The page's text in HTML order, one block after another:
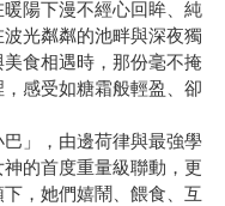
陽下漫不經心回眸、純
光粼粼的池畔與深夜獨
食相遇時，那份毫不掩
感受如糖霜般輕盈、卻
」，由邊荷律與最強學
的首度重量級聯動，更
，她們嬉鬧、餵食、互